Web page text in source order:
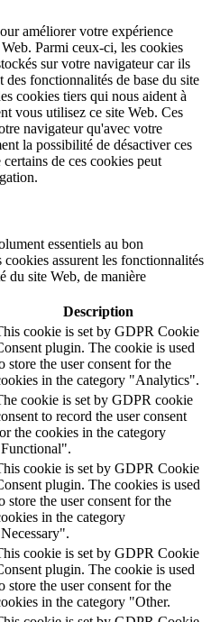
améliorer votre expérience
Parmi ceux-ci, les cookies
sur votre navigateur car ils
des fonctionnalités de base du site
cookies tiers qui nous aident à
vous utilisez ce site Web. Ces
navigateur qu'avec votre
la possibilité de désactiver ces
de ces cookies peut
essentiels au bon
assurent les fonctionnalités
du site Web, de manière
Description
cookie is set by GDPR Cookie
plugin. The cookie is used
store the user consent for the
in the category "Analytics".
cookie is set by GDPR cookie
to record the user consent
the cookies in the category
cookie is set by GDPR Cookie
plugin. The cookies is used
store the user consent for the
in the category
cookie is set by GDPR Cookie
plugin. The cookie is used
store the user consent for the
in the category "Other.